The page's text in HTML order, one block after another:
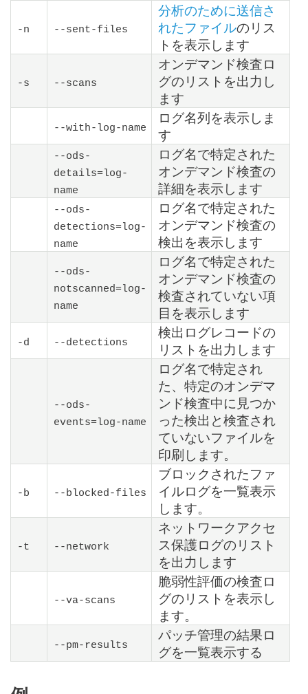
-n --sent-files
分析のために送信さ
れたファイルのリス
トを表示します
-s --scans
オンデマンド検査ロ
グのリストを出力し
ます
--with-log-name
ログ名列を表示しま
す
--ods-
details=log-
name
ログ名で特定された
オンデマンド検査の
詳細を表示します
--ods-
detections=log-
name
ログ名で特定された
オンデマンド検査の
検出を表示します
--ods-
notscanned=log-
name
ログ名で特定された
オンデマンド検査の
検査されていない項
目を表示します
-d --detections
検出ログレコードの
リストを出力します
--ods-
events=log-name
ログ名で特定され
た、特定のオンデマ
ンド検査中に見つか
った検出と検査され
ていないファイルを
印刷します。
-b --blocked-files
ブロックされたファ
イルログを一覧表示
します。
-t --network
ネットワークアクセ
ス保護ログのリスト
を出力します
--va-scans
脆弱性評価の検査ロ
グのリストを表示し
ます。
--pm-results
パッチ管理の結果ロ
グを一覧表示する